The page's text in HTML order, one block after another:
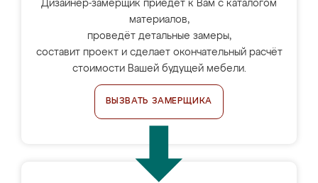
Дизайнер-замерщик приедет к Вам с каталогом
материалов,
проведёт детальные замеры,
составит проект и сделает окончательный расчёт
стоимости Вашей будущей мебели.
ВЫЗВАТЬ ЗАМЕРЩИКА